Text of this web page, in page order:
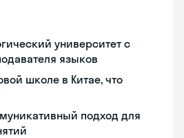
университет с
языков
школе в Китае, что
подход для